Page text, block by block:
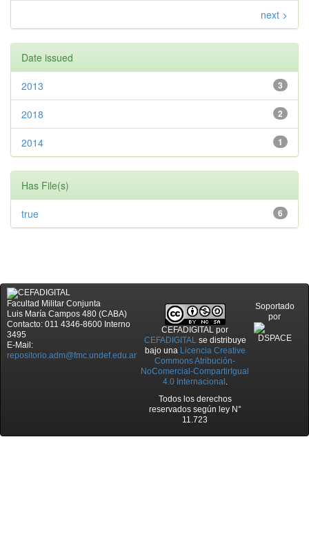
next >
Date issued
3
2013
2
2018
1
2014
Has File(s)
6
true
Facultad Militar Conjunta
Luis María Campos 480 (CABA)
Contacto: 011 4346-8600 Interno
3495
E-Mail:
repositorio.adm@fmc.undef.edu.ar
CEFADIGITAL por
CEFADIGITALse distribuye
bajo una Licencia Creative
Commons Atribución-
NoComercial-CompartirIgual
4.0 Internacional .
Todos los derechos
reservados según ley N°
11.723
Soportado
por